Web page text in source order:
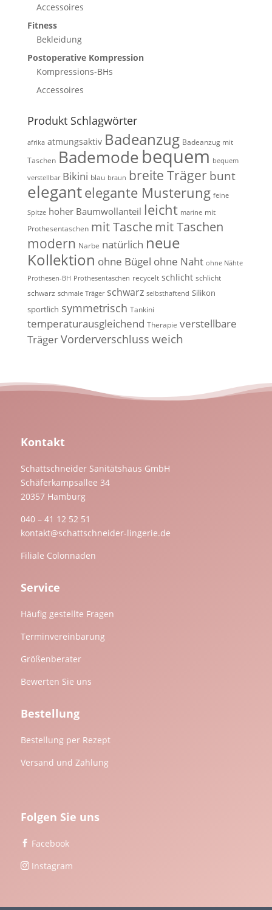
Accessoires
Fitness
Bekleidung
Postoperative Kompression
Kompressions-BHs
Accessoires
Produkt Schlagwörter
afrika atmungsaktiv Badeanzug Badeanzug mit
Taschen Bademodebequem bequem
verstellbar Bikini blau braun breite Träger bunt
elegantelegante Musterung feine
Spitze hoher Baumwollanteil leicht marine mit
Prothesentaschen mit Taschemit Taschen
modern Narbe natürlich neue
Kollektion ohne Bügel ohne Naht ohne Nähte
Prothesen-BH Prothesentaschen recycelt schlicht schlicht
schwarz schmale Träger schwarz selbsthaftend Silikon
sportlich symmetrisch Tankini
temperaturausgleichend Therapie verstellbare
TrägerVorderverschluss weich
Kontakt
Schattschneider Sanitätshaus GmbH
Schäferkampsallee 34
20357 Hamburg
040 – 41 12 52 51
kontakt@schattschneider-lingerie.de
Filiale Colonnaden
Service
Häufig gestellte Fragen
Terminvereinbarung
Größenberater
Bewerten Sie uns
Bestellung
Bestellung per Rezept
Versand und Zahlung
Folgen Sie uns
 Facebook
 Instagram